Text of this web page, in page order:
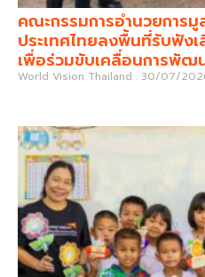
คณะกรรมการอำนวยการ
ประเทศไทยลงพื้นที่รับฟังเ
เพื่อร่วมขับเคลื่อนการพัฒ
World Vision Thailand 30/07/